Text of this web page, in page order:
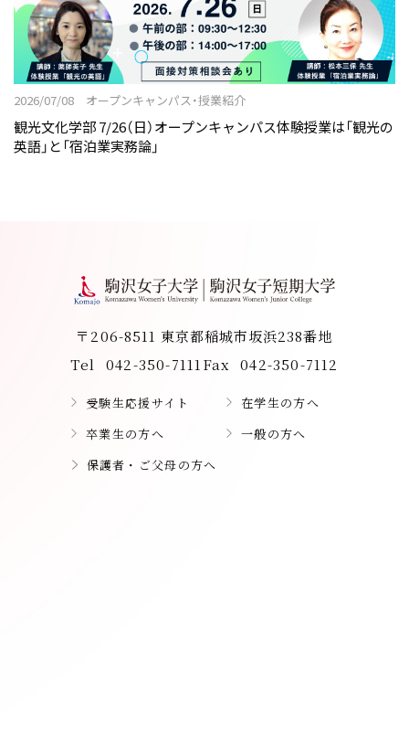
2026/07/08 オープンキャンパス・授業紹介
観光文化学部 7/26（日）オープンキャンパス体験授業は「観光の
英語」と「宿泊業実務論」
〒206-8511 東京都稲城市坂浜238番地
Tel
042-350-7111 Fax 042-350-7112
受験生応援サイト
在学生の方へ
卒業生の方へ
一般の方へ
保護者・ご父母の方へ